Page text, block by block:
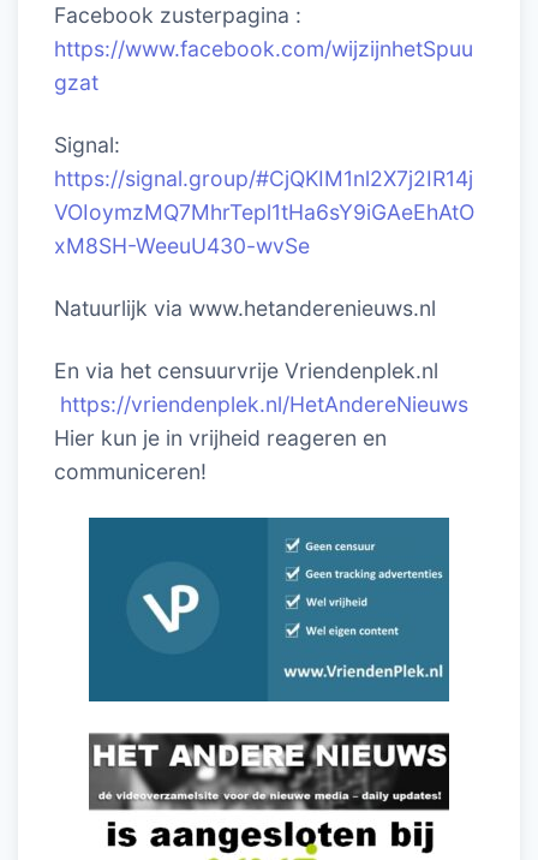
Facebook zusterpagina :
https://www.facebook.com/wijzijnhetSpuu
gzat
Signal:
https://signal.group/#CjQKIM1nl2X7j2IR14j
VOIoymzMQ7MhrTepl1tHa6sY9iGAeEhAtO
xM8SH-WeeuU430-wvSe
Natuurlijk via www.hetanderenieuws.nl
En via het censuurvrije Vriendenplek.nl
https://vriendenplek.nl/HetAndereNieuws
Hier kun je in vrijheid reageren en
communiceren!